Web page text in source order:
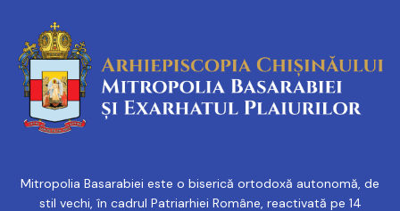
Mitropolia Basarabiei este o biserică ortodoxă autonomă, de
stil vechi, în cadrul Patriarhiei Române, reactivată pe 14